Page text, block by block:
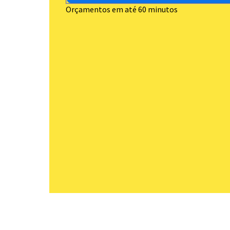
Orçamentos em até 60 minutos